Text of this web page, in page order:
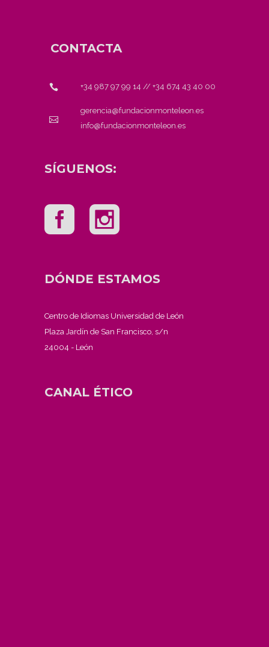
CONTACTA
+34 987 97 99 14 // +34 674 43 40 00
gerencia@fundacionmonteleon.es
info@fundacionmonteleon.es
SÍGUENOS:
DÓNDE ESTAMOS
Centro de Idiomas Universidad de León
Plaza Jardín de San Francisco, s/n
24004 - León
CANAL ÉTICO